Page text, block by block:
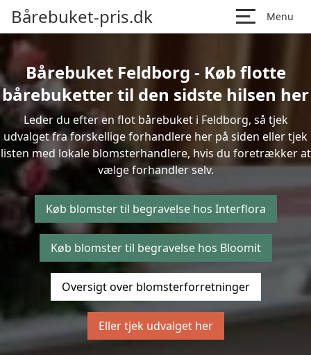
Bårebuket-pris.dk Menu
Bårebuket Feldborg - Køb flotte
bårebuketter til den sidste hilsen her
Leder du efter en flot bårebuket i Feldborg, så tjek
udvalget fra forskellige forhandlere her på siden eller tjek
listen med lokale blomsterhandlere, hvis du foretrækker at
vælge forhandler selv.
Køb blomster til begravelse hos Interflora
Køb blomster til begravelse hos Bloomit
Oversigt over blomsterforretninger
Eller tjek udvalget her